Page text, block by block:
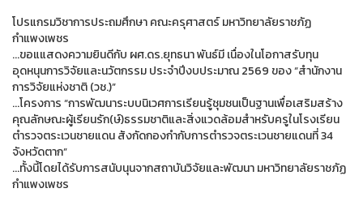
โปรแกรมวิชาการประถมศึกษา คณะครุศาสตร์ มหาวิทยาลัยราชภัฏ
กำแพงเพชร
...ขอแแสดงความยินดีกับ ผศ.ดร.ยุทธนา พันธ์มี เนื่องในโอกาสรับทุน
อุดหนุนการวิจัยและนวัตกรรม ประจำปีงบประมาณ 2569 ของ “สำนักงาน
การวิจัยแห่งชาติ (วช.)”
...โครงการ “การพัฒนาระบบนิเวศการเรียนรู้ชุมชนเป็นฐานเพื่อเสริมสร้าง
คุณลักษณะผู้เรียนรัก(ษ์)ธรรมชาติและสิ่งแวดล้อมสำหรับครูในโรงเรียน
ตำรวจตระเวนชายแดน สังกัดกองกำกับการตำรวจตระเวนชายแดนที่ 34
จังหวัดตาก”
...ทั้งนี้โดยได้รับการสนับนุนจากสถาบันวิจัยและพัฒนา มหาวิทยาลัยราชภัฏ
กำแพงเพชร